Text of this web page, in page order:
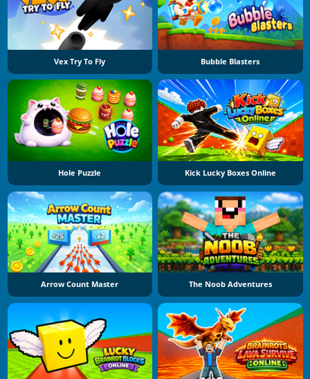
Vex Try To Fly Bubble Blasters
Hole Puzzle Kick Lucky Boxes Online
Arrow Count Master The Noob Adventures